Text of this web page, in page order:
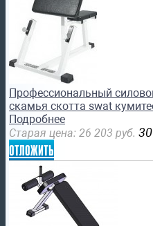
Профессиональный
скамья скотта swat
Подробнее
Старая цена: 26 203 руб.
отложить